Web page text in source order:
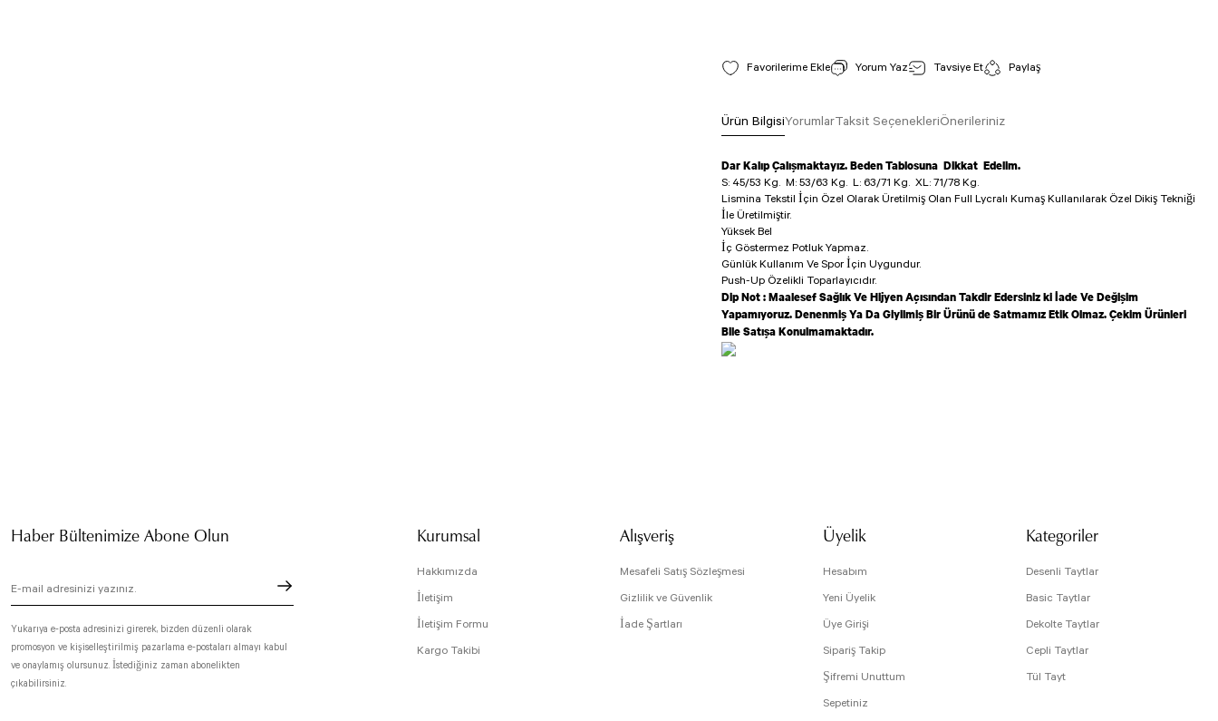
Stok Kodu : 127
Yorum Yaz Tavsiye Et Paylaş
Ürün BilgisiYorumlarTaksit SeçenekleriÖnerileriniz
Dar Kalıp Çalışmaktayız. Beden Tablosuna Dikkat Edelim.
S: 45/53 Kg. M: 53/63 Kg. L: 63/71 Kg. XL: 71/78 Kg.
Lismina Tekstil İçin Özel Olarak Üretilmiş Olan Full Lycralı Kumaş Kullanılarak Özel Dikiş Tekniği
İle Üretilmiştir.
Yüksek Bel
İç Göstermez Potluk Yapmaz.
Günlük Kullanım Ve Spor İçin Uygundur.
Push-Up Özelikli Toparlayıcıdır.
Dip Not : Maalesef Sağlık Ve Hijyen Açısından Takdir Edersiniz ki İade Ve Değişim
Yapamıyoruz. Denenmiş Ya Da Giyilmiş Bir Ürünü de Satmamız Etik Olmaz. Çekim Ürünleri
Bile Satışa Konulmamaktadır.
Ürün bilgilerinde hatalar bulunuyor.
Ürün fiyatı diğer sitelerden daha pahalı.
Bu ürüne benzer farklı alternatifler olmalı.
Haber Bültenimize Abone Olun
Yukarıya e-posta adresinizi girerek, bizden düzenli olarak
promosyon ve kişiselleştirilmiş pazarlama e-postaları almayı kabul
ve onaylamış olursunuz. İstediğiniz zaman abonelikten
çıkabilirsiniz.
Kurumsal
Hakkımızda
İletişim
İletişim Formu
Kargo Takibi
Alışveriş
Mesafeli Satış Sözleşmesi
Gizlilik ve Güvenlik
İade Şartları
Üyelik
Hesabım
Yeni Üyelik
Üye Girişi
Sipariş Takip
Şifremi Unuttum
Sepetiniz
Kategoriler
Desenli Taytlar
Basic Taytlar
Dekolte Taytlar
Cepli Taytlar
Tül Tayt